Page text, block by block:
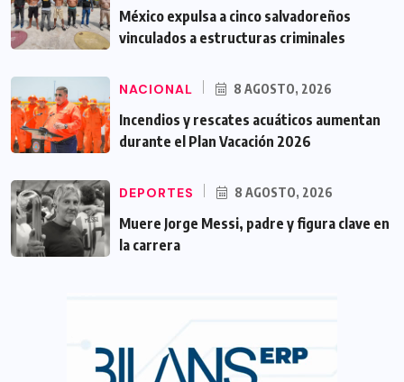
México expulsa a cinco salvadoreños
vinculados a estructuras criminales
NACIONAL 8 AGOSTO, 2026
Incendios y rescates acuáticos aumentan
durante el Plan Vacación 2026
DEPORTES 8 AGOSTO, 2026
Muere Jorge Messi, padre y figura clave en
la carrera